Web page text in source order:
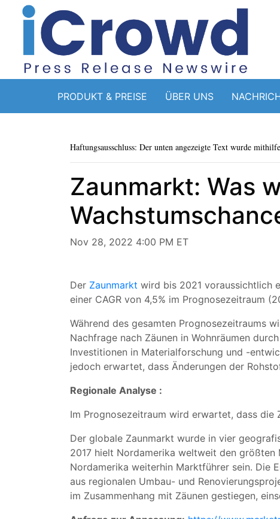
PRODUKT & PREISE ÜBER UNS
Haftungsausschluss: Der unten angezeigte Text wurde
Zaunmarkt: Was
Nov 28, 2022 4:00 PM ET
Der Zaunmarkt wird bis 2021 voraussichtlich
einer CAGR von 4,5% im Prognosezeitraum
Während des gesamten Prognosezeitraums
Nachfrage nach Zäunen in Wohnräumen
Investitionen in Materialforschung und -
jedoch erwartet, dass Änderungen der
Regionale Analyse :
Im Prognosezeitraum wird erwartet, dass die
Der globale Zaunmarkt wurde in vier
2017 hielt Nordamerika weltweit den
Nordamerika weiterhin Marktführer sein. Die
aus regionalen Umbau- und
im Zusammenhang mit Zäunen gestiegen,